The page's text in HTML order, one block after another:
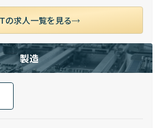
の求人一覧を見る
製造